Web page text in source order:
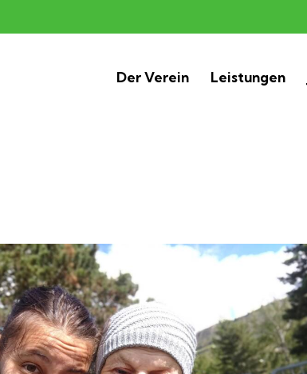
Der Verein Leistungen